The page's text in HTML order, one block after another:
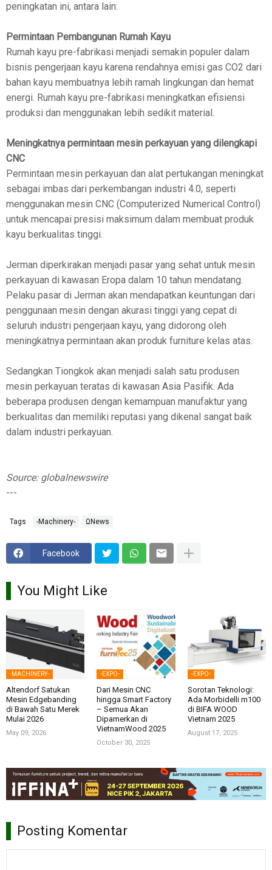
peningkatan ini, antara lain:
Permintaan Pembangunan Rumah Kayu
Rumah kayu pre-fabrikasi menjadi semakin populer dalam
bisnis pengerjaan kayu karena rendahnya emisi gas CO2 dari
bahan kayu membuatnya lebih ramah lingkungan dan hemat
energi. Rumah kayu pre-fabrikasi meningkatkan efisiensi
produksi dan menggunakan lebih sedikit material.
Meningkatnya permintaan mesin perkayuan yang dilengkapi
CNC
Permintaan mesin perkayuan dan alat pertukangan meningkat
sebagai imbas dari perkembangan industri 4.0, seperti
menggunakan mesin CNC (Computerized Numerical Control)
untuk mencapai presisi maksimum dalam membuat produk
kayu berkualitas tinggi.
Jerman diperkirakan menjadi pasar yang sehat untuk mesin
perkayuan di kawasan Eropa dalam 10 tahun mendatang.
Pelaku pasar di Jerman akan mendapatkan keuntungan dari
penggunaan mesin dengan akurasi tinggi yang cepat di
seluruh industri pengerjaan kayu, yang didorong oleh
meningkatnya permintaan akan produk furniture kelas atas.
Sedangkan Tiongkok akan menjadi salah satu produsen
mesin perkayuan teratas di kawasan Asia Pasifik. Ada
beberapa produsen dengan kemampuan manufaktur yang
berkualitas dan memiliki reputasi yang dikenal sangat baik
dalam industri perkayuan.
Source: globalnewswire
---
Tags -Machinery- ΩNews
Facebook
You Might Like
-MACHINERY-
Altendorf Satukan
Mesin Edgebanding
di Bawah Satu Merek
Mulai 2026
May 09, 2026
-EXPO-
Dari Mesin CNC
hingga Smart Factory
– Semua Akan
Dipamerkan di
VietnamWood 2025
October 30, 2025
-EXPO-
Sorotan Teknologi:
Ada Morbidelli m100
di BIFA WOOD
Vietnam 2025
August 17, 2025
Posting Komentar